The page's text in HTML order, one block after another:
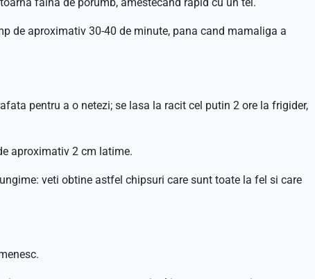
de aproximativ 30-40 de minute, pana cand mamaliga a
pentru a o netezi; se lasa la racit cel putin 2 ore la frigider,
aproximativ 2 cm latime.
veti obtine astfel chipsuri care sunt toate la fel si care